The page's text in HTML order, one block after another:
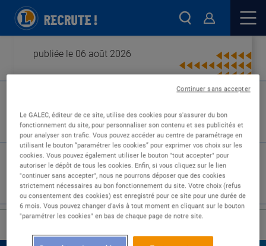
publiée le 06 août 2026
Type de contrat :
Expérience :
Études :
Le GALEC, éditeur de ce site, utilise des cookies pour s'assurer du bon
fonctionnement du site, pour personnaliser son contenu et ses publicités et
pour analyser son trafic. Vous pouvez accéder au centre de paramétrage en
utilisant le bouton “paramétrer les cookies” pour exprimer vos choix sur les
cookies. Vous pouvez également utiliser le bouton "tout accepter" pour
autoriser le dépôt de tous les cookies. Enfin, si vous cliquez sur le lien
"continuer sans accepter", nous ne pourrons déposer que des cookies
strictement nécessaires au bon fonctionnement du site. Votre choix (refus
ou consentement des cookies) est enregistré pour ce site pour une durée de
6 mois. Vous pouvez changer d'avis à tout moment en cliquant sur le bouton
"paramétrer les cookies" en bas de chaque page de notre site.
Continuer sans accepter